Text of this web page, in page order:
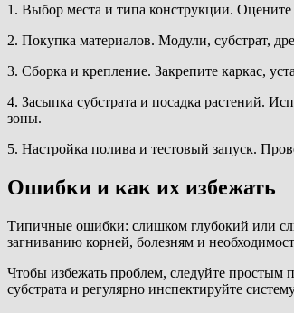
1. Выбор места и типа конструкции. Оцените
2. Покупка материалов. Модули, субстрат,
3. Сборка и крепление. Закрепите каркас,
4. Засыпка субстрата и посадка растений.
зоны.
5. Настройка полива и тестовый запуск.
Ошибки и как их избежать
Типичные ошибки: слишком глубокий или
загниванию корней, болезням и
Чтобы избежать проблем, следуйте простым
субстрата и регулярно инспектируйте